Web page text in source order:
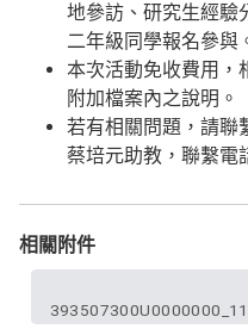
地參訪、研究生經驗
二年級同學報名參與
本次活動免收費用，
附加檔案內之說明。
若有相關問題，請聯
蔡培元助教，聯繫電
相關附件